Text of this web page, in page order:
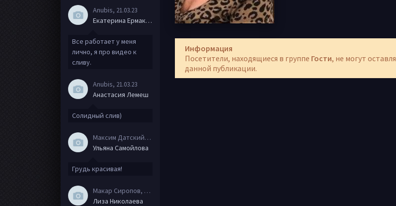
Информация
Посетители, находящиеся в группе Гости, не могут
данной публикации.
Anubis, 21.03.23
Екатерина Ермакова
Все работает у меня
лично, я про видео к
сливу.
Anubis, 21.03.23
Анастасия Лемеш
Солидный слив)
Максим Датский
, 15.08.20
Ульяна Самойлова
Грудь красивая!
Макар Сиропов, 08.08.20
Лиза Николаева